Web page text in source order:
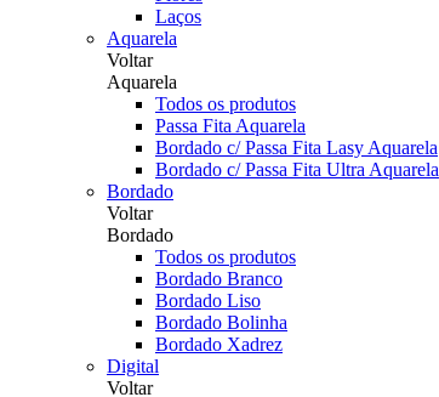
Laços
Aquarela
Voltar
Aquarela
Todos os produtos
Passa Fita Aquarela
Bordado c/ Passa Fita Lasy Aquarela
Bordado c/ Passa Fita Ultra Aquarela
Bordado
Voltar
Bordado
Todos os produtos
Bordado Branco
Bordado Liso
Bordado Bolinha
Bordado Xadrez
Digital
Voltar